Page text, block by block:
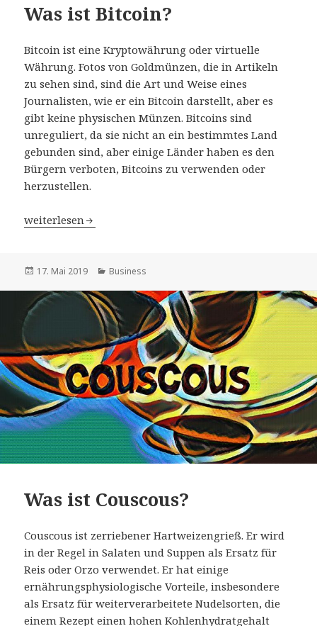
Was ist Bitcoin?
Bitcoin ist eine Kryptowährung oder virtuelle
Währung. Fotos von Goldmünzen, die in Artikeln
zu sehen sind, sind die Art und Weise eines
Journalisten, wie er ein Bitcoin darstellt, aber es
gibt keine physischen Münzen. Bitcoins sind
unreguliert, da sie nicht an ein bestimmtes Land
gebunden sind, aber einige Länder haben es den
Bürgern verboten, Bitcoins zu verwenden oder
herzustellen.
Was ist Bitcoin?
weiterlesen
Veröffentlicht
17. Mai 2019 Kategorien
Business
Was ist Couscous?
Couscous ist zerriebener Hartweizengrieß. Er wird
in der Regel in Salaten und Suppen als Ersatz für
Reis oder Orzo verwendet. Er hat einige
ernährungsphysiologische Vorteile, insbesondere
als Ersatz für weiterverarbeitete Nudelsorten, die
einem Rezept einen hohen Kohlenhydratgehalt